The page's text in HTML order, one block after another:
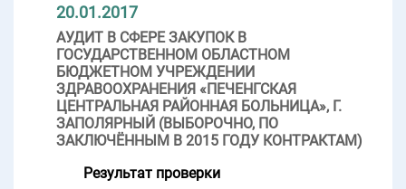
20.01.2017
АУДИТ В СФЕРЕ ЗАКУПОК В
ГОСУДАРСТВЕННОМ ОБЛАСТНОМ
БЮДЖЕТНОМ УЧРЕЖДЕНИИ
ЗДРАВООХРАНЕНИЯ «ПЕЧЕНГСКАЯ
ЦЕНТРАЛЬНАЯ РАЙОННАЯ БОЛЬНИЦА», Г.
ЗАПОЛЯРНЫЙ (ВЫБОРОЧНО, ПО
ЗАКЛЮЧЁННЫМ В 2015 ГОДУ КОНТРАКТАМ)
Результат проверки